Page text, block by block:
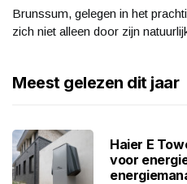
Brunssum, gelegen in het
zich niet alleen door zijn
Meest gelezen dit jaar
Haier E
voor